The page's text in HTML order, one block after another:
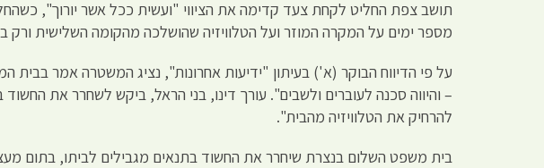
תושב צפת החליט לקחת צעד קדימה את הציווי "ועשית ככל אשר יורוך",
מספר ימים על המקרה המוזר ועל הטלוויזיה שהושלכה מהקומה השלישית ורק
על פי הדיווח הבוקר (א') בעיתון "ידיעות אחרונות", נציג המשטרה אמר בבית
– והיווה סכנה לעוברים ולשבים". עורך דינו, בני הראל, ביקש לשחרר את
להרחיק את הטלוויזיה מהבית".
בית משפט השלום בנצרת שיחרר את החשוד בתנאים מגבילים לביתו, בתום